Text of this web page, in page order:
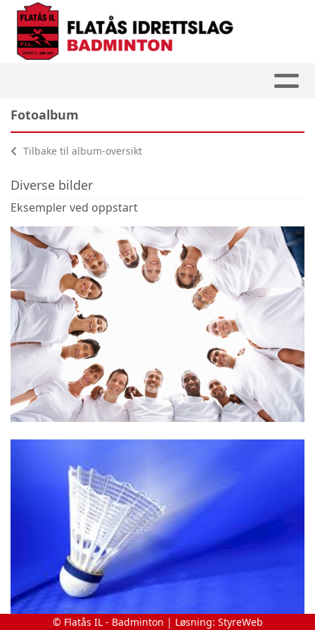
Fotoalbum
Tilbake til album-oversikt
Diverse bilder
Eksempler ved oppstart
© Flatås IL - Badminton | Løsning: StyreWeb